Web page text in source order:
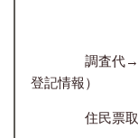
金２００
調査代→金１
登記情報）
住民票取得